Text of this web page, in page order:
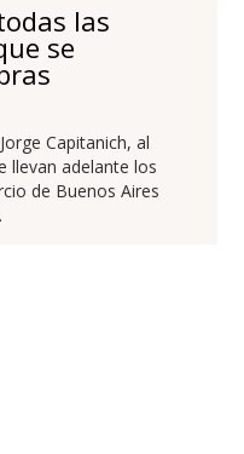
las
se
Capitanich, al
llevan adelante los
de Buenos Aires